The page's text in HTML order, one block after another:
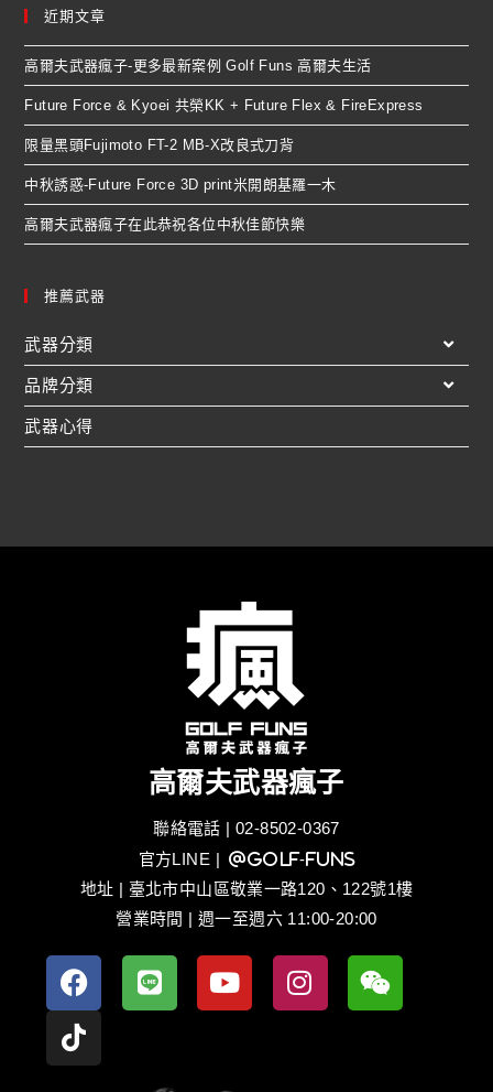
近期文章
高爾夫武器瘋子-更多最新案例 Golf Funs 高爾夫生活
Future Force & Kyoei 共榮KK + Future Flex & FireExpress
限量黑頭Fujimoto FT-2 MB-X改良式刀背
中秋誘惑-Future Force 3D print米開朗基羅一木
高爾夫武器瘋子在此恭祝各位中秋佳節快樂
推薦武器
武器分類
品牌分類
武器心得
高爾夫武器瘋子
聯絡電話 | 02-8502-0367
官方LINE | @golf-funs
地址 | 臺北市中山區敬業一路120、122號1樓
營業時間 | 週一至週六 11:00-20:00